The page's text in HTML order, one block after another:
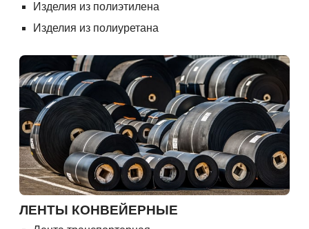
Изделия из полиэтилена
Изделия из полиуретана
ЛЕНТЫ КОНВЕЙЕРНЫЕ